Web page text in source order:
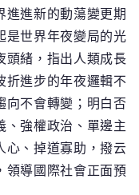
進進新的動蕩變更期
是世界年夜變局的光
頭緒，指出人類成長
折進步的年夜邏輯不
向不會轉變；明白否
、強權政治、單邊主
心、掉道寡助，撥云
領導國際社會正面預